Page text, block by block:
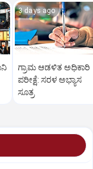
3 days ago
ಗ್ರಾಮ ಆಡಳಿತ ಅಧಿಕಾರಿ
ಪರೀಕ್ಷೆ: ಸರಳ ಅಭ್ಯಾಸ
ಸೂತ್ರ